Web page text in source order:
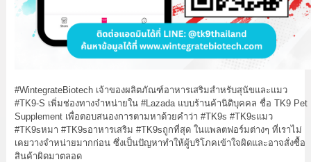
#WintegrateBiotechเจ้าของผลิตภัณฑ์อาหารเสริมสำหรับสุนัขและแมว
#TK9-S เพิ่มช่องทางจำหน่ายใน #Lazadaแบบร้านค้านิติบุคคล ชื่อ TK9 Pet
Supplement เพื่อตอบสนองการตามหาด้วยคำว่า #TK9s #TK9sแมว
#TK9sหมา #TK9sอาหารเสริม #TK9sถูกที่สุดในแพลตฟอร์มต่างๆ ที่เราไม่
เคยวางจำหน่ายมากก่อน ซึ่งเป็นปัญหาทำให้ผู้บริโภคเข้าใจผิดและอาจสั่งซื้อ
สินค้าผิดมาตลอด